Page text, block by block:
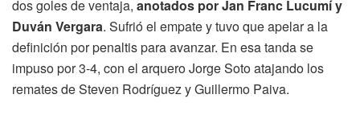
dos goles de ventaja, anotados por Jan Franc Lucumí y
Duván Vergara. Sufrió el empate y tuvo que apelar a la
definición por penaltis para avanzar. En esa tanda se
impuso por 3-4, con el arquero Jorge Soto atajando los
remates de Steven Rodríguez y Guillermo Paiva.